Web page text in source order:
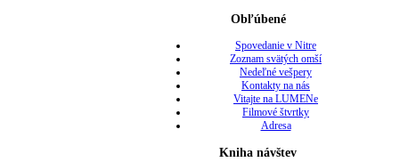
Obľúbené
Spovedanie v Nitre
Zoznam svätých omší
Nedeľné vešpery
Kontakty na nás
Vitajte na LUMENe
Filmové štvrtky
Adresa
Kniha návštev